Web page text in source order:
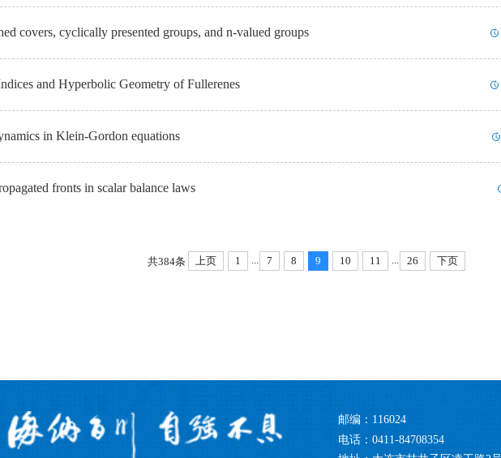
covers, cyclically presented groups, and n-valued groups
and Hyperbolic Geometry of Fullerenes
in Klein-Gordon equations
fronts in scalar balance laws
共384条 上页 1 ... 7 8 9 10 11 ... 26 下页
邮编：116024
电话：0411-84708354